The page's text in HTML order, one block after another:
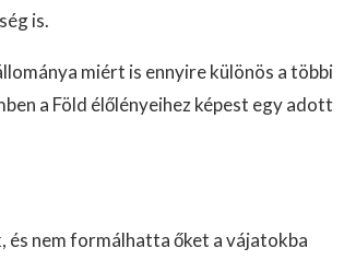
is.
miért is ennyire különös a többi
a Föld élőlényeihez képest egy adott
és nem formálhatta őket a vájatokba